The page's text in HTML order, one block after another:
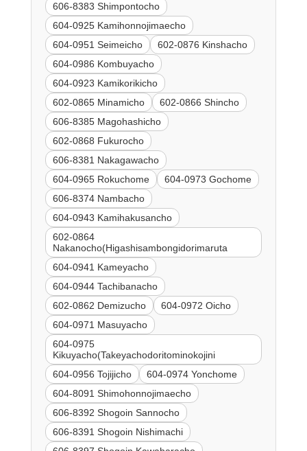
606-8383 Shimpontocho
604-0925 Kamihonnojimaecho
604-0951 Seimeicho
602-0876 Kinshacho
604-0986 Kombuyacho
604-0923 Kamikorikicho
602-0865 Minamicho
602-0866 Shincho
606-8385 Magohashicho
602-0868 Fukurocho
606-8381 Nakagawacho
604-0965 Rokuchome
604-0973 Gochome
606-8374 Nambacho
604-0943 Kamihakusancho
602-0864
Nakanocho(Higashisambongidorimaruta
604-0941 Kameyacho
604-0944 Tachibanacho
602-0862 Demizucho
604-0972 Oicho
604-0971 Masuyacho
604-0975
Kikuyacho(Takeyachodoritominokojini
604-0956 Tojijicho
604-0974 Yonchome
604-8091 Shimohonnojimaecho
606-8392 Shogoin Sannocho
606-8391 Shogoin Nishimachi